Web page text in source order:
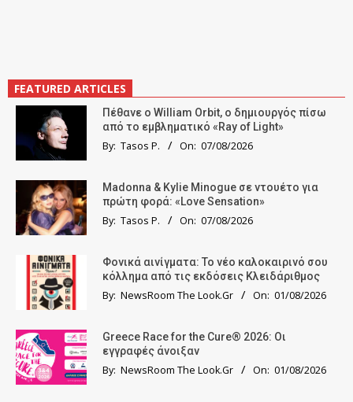
FEATURED ARTICLES
Πέθανε ο William Orbit, ο δημιουργός πίσω
από το εμβληματικό «Ray of Light»
By: Tasos P. On: 07/08/2026
Madonna & Kylie Minogue σε ντουέτο για
πρώτη φορά: «Love Sensation»
By: Tasos P. On: 07/08/2026
Φονικά αινίγματα: Το νέο καλοκαιρινό σου
κόλλημα από τις εκδόσεις Κλειδάριθμος
By: NewsRoom The Look.Gr On: 01/08/2026
Greece Race for the Cure® 2026: Οι
εγγραφές άνοιξαν
By: NewsRoom The Look.Gr On: 01/08/2026